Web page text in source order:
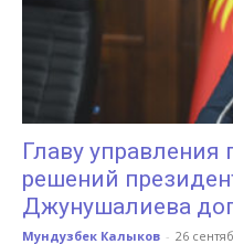
Главу управления
решений
Джунушалиева
Мундузбек Калыков - 26